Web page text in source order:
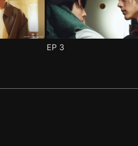
EP 3